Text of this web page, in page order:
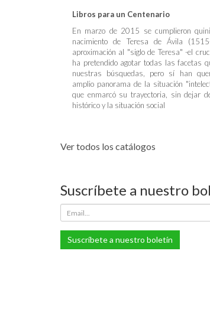
Libros para un Centenario
En marzo de 2015 se cumplieron
nacimiento de Teresa de Ávila
aproximación al "siglo de Teresa" -el
ha pretendido agotar todas las facetas
nuestras búsquedas, pero sí han
amplio panorama de la situación
que enmarcó su trayectoria, sin dejar
histórico y la situación social
Ver todos los catálogos
Suscríbete a nuestro
Suscríbete a nuestro boletín